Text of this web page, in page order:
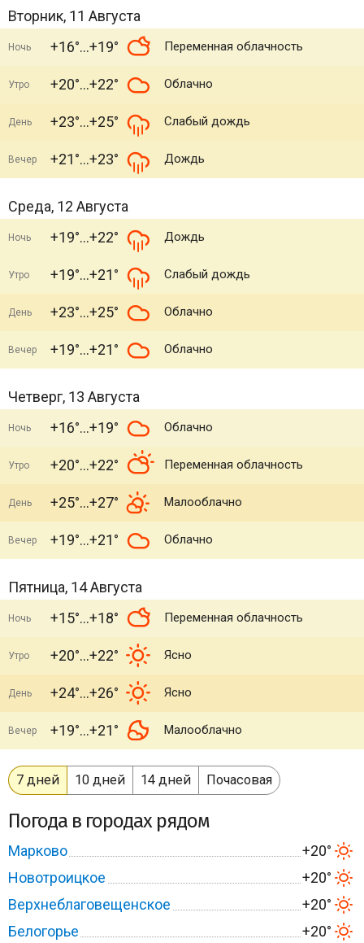
Вторник, 11 Августа
Ночь +16° +19° Переменная облачность
Утро +20° +22° Облачно
День +23° +25° Слабый дождь
Вечер +21° +23° Дождь
Среда, 12 Августа
Ночь +19° +22° Дождь
Утро +19° +21° Слабый дождь
День +23° +25° Облачно
Вечер +19° +21° Облачно
Четверг, 13 Августа
Ночь +16° +19° Облачно
Утро +20° +22° Переменная облачность
День +25° +27° Малооблачно
Вечер +19° +21° Облачно
Пятница, 14 Августа
Ночь +15° +18° Переменная облачность
Утро +20° +22° Ясно
День +24° +26° Ясно
Вечер +19° +21° Малооблачно
7 дней 10 дней 14 дней Почасовая
Погода в городах рядом
Марково
+20°
Новотроицкое
+20°
Верхнеблаговещенское
+20°
Белогорье
+20°